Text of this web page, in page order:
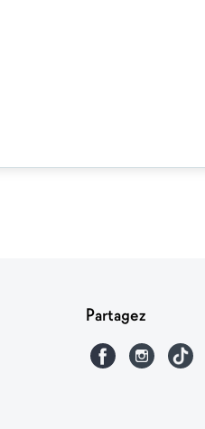
Partagez